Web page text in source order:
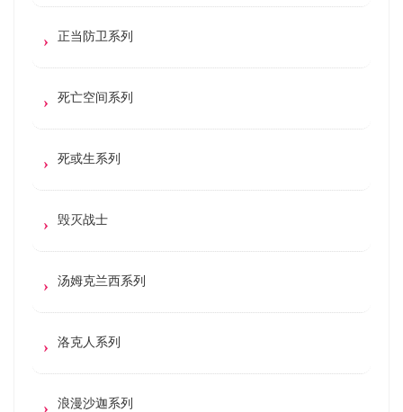
正当防卫系列
死亡空间系列
死或生系列
毁灭战士
汤姆克兰西系列
洛克人系列
浪漫沙迦系列